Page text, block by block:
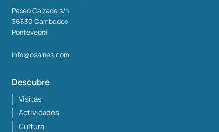
Paseo Calzada s/n
36630 Cambados
Pontevedra
info@osalnes.com
Descubre
Visitas
Actividades
Cultura